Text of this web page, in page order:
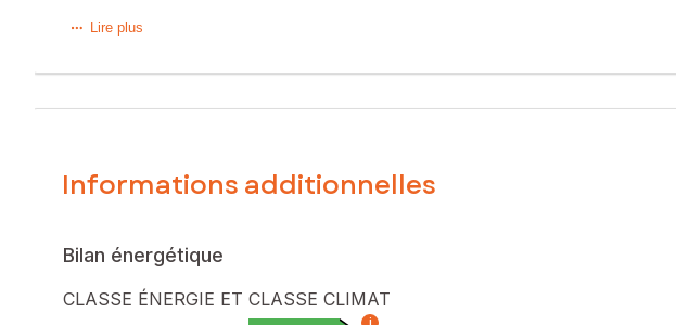
EN EXCLUSIVITE à Mecé - Idéalement située entre Vitré, Fougères et Rennes - Un
Construite en 2008, cette belle maison traditionnelle de 133 m² habitables environ
Une chambre, une salle d'eau et des WC séparés complètent ce niveau, idéal
À l'étage, une mezzanine dessert quatre belles chambres dont une magnifique
son intimité.
Côté chauffage, la pompe à chaleur assure une performance énergétique
retrouver en hiver.
Lire plus
Informations additionnelles
Bilan énergétique
CLASSE ÉNERGIE ET CLASSE CLIMAT